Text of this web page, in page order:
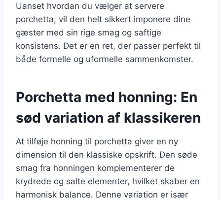
Uanset hvordan du vælger at servere
porchetta, vil den helt sikkert imponere dine
gæster med sin rige smag og saftige
konsistens. Det er en ret, der passer perfekt til
både formelle og uformelle sammenkomster.
Porchetta med honning: En
sød variation af klassikeren
At tilføje honning til porchetta giver en ny
dimension til den klassiske opskrift. Den søde
smag fra honningen komplementerer de
krydrede og salte elementer, hvilket skaber en
harmonisk balance. Denne variation er især